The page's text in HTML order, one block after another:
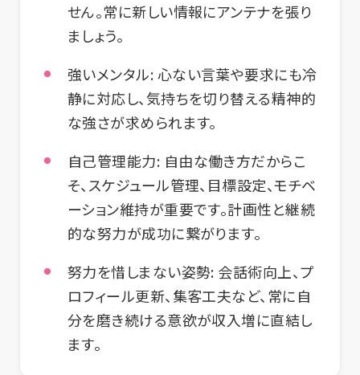
せん。常に新しい情報にアンテナを張り
ましょう。
強いメンタル:心ない言葉や要求にも冷
静に対応し、気持ちを切り替える精神的
な強さが求められます。
自己管理能力: 自由な働き方だからこ
そ、スケジュール管理、目標設定、モチベ
ーション維持が重要です。計画性と継続
的な努力が成功に繋がります。
努力を惜しまない姿勢: 会話術向上、プ
ロフィール更新、集客工夫など、常に自
分を磨き続ける意欲が収入増に直結し
ます。